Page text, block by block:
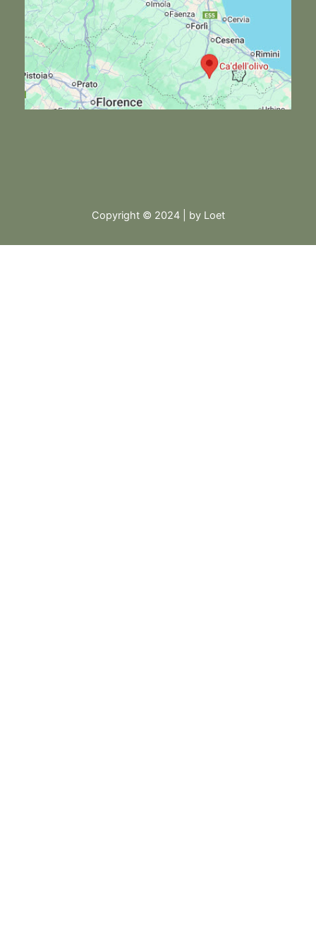
Copyright © 2024 | by Loet